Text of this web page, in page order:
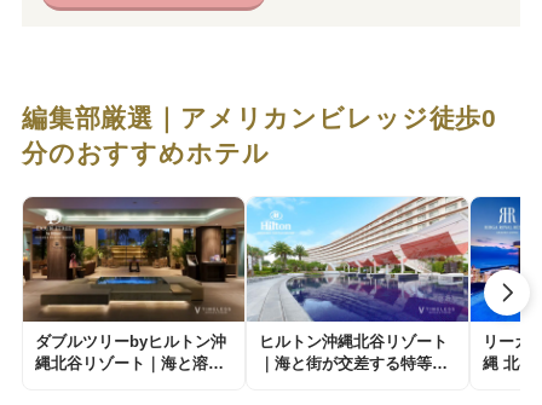
編集部厳選｜アメリカンビレッジ徒歩0
分のおすすめホテル
ダブルツリーbyヒルトン沖
縄北谷リゾート｜海と溶け
ヒルトン沖縄北谷リゾート
｜海と街が交差する特等席
リーガ
縄 北谷